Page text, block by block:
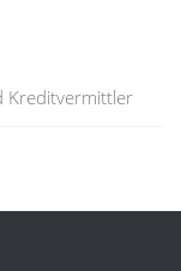
Kreditvermittler